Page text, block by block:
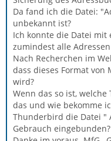
Da fand ich die Datei:
unbekannt ist?
Ich konnte die Datei mit
zumindest alle
Nach Recherchen im
dass dieses Format
wird?
Wenn das so ist,
das und wie bekomme
Thunderbird die Datei "
Gebrauch eingebunden?